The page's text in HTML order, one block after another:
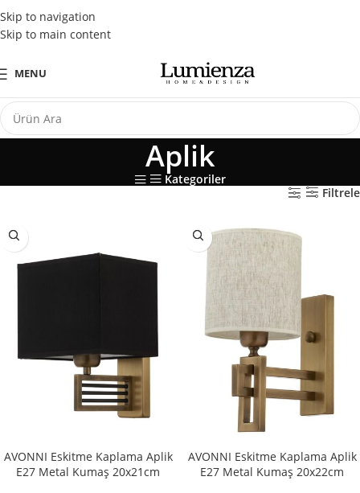
Skip to navigation
Skip to main content
Tüm Kredi Kartlarına Peşin Fiyatına 3 Taksit Fırsatı
MENU
Aplik
Kategoriler
Filtrele
AVONNI Eskitme Kaplama Aplik
E27 Metal Kumaş 20x21cm
AVONNI Eskitme Kaplama Aplik
E27 Metal Kumaş 20x22cm